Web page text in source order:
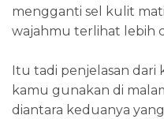
mengganti sel kulit
wajahmu terlihat lebih
Itu tadi penjelasan dari
kamu gunakan di
diantara keduanya